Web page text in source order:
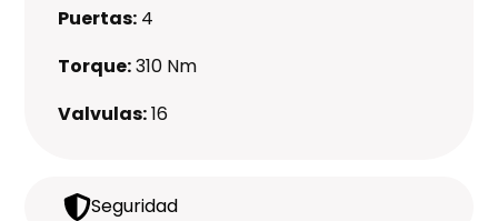
Seguridad
Puertas: 4
Torque:310 Nm
Valvulas:16